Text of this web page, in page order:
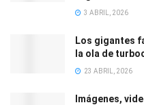
3 ABRIL, 2026
Los gigantes
la ola de
23 ABRIL, 2026
Imágenes,